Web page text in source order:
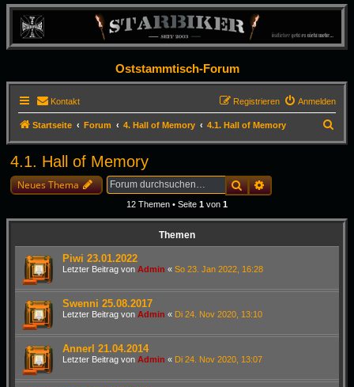
Oststammtisch-Forum
Kontakt Anmelden
Registrieren
Startseite Forum 4. Hall of Memory 4.1. Hall of Memory
u
4.1. Hall of Memory
Neues Thema SucheErweiterte Suche
12 Themen • Seite 1 von 1
Themen
Piwi 23.01.2022
Letzter Beitrag von Admin « So 23. Jan 2022, 16:28
Swenni 25.08.2017
Letzter Beitrag von Admin « Di 24. Nov 2020, 13:10
Annerl 21.04.2014
Letzter Beitrag von Admin « Di 24. Nov 2020, 13:07